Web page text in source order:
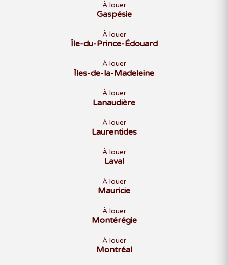
À louer
Gaspésie
À louer
Île-du-Prince-Édouard
À louer
Îles-de-la-Madeleine
À louer
Lanaudière
À louer
Laurentides
À louer
Laval
À louer
Mauricie
À louer
Montérégie
À louer
Montréal